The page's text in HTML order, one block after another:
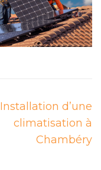
Installation d’une
climatisation à
Chambéry